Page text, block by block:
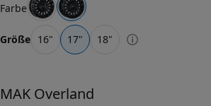
Farbe
Größe 16" 17" 18"
MAK Overland